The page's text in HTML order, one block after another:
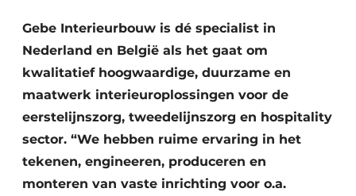
Privacy / Cookie statement
Vacature aanmelden
Vacatures
Video’s
Laboratoria
Gebe Interieurbouw is dé specialist in
Nederland en België als het gaat om
kwalitatief hoogwaardige, duurzame en
maatwerk interieuroplossingen voor de
eerstelijnszorg, tweedelijnszorg en hospitality
sector. “We hebben ruime ervaring in het
tekenen, engineeren, produceren en
monteren van vaste inrichting voor o.a.